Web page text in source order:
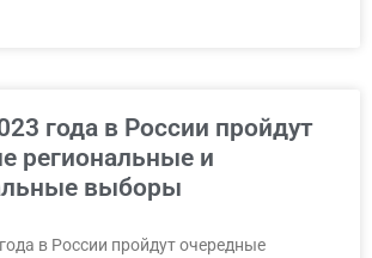
года в России пройдут
региональные и
выборы
в России пройдут очередные